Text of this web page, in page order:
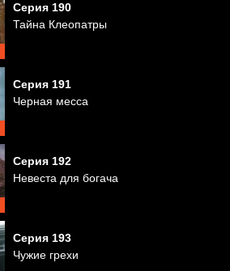
Серия 190
Тайна Клеопатры
Серия 191
Черная месса
Серия 192
Невеста для богача
Серия 193
Чужие грехи